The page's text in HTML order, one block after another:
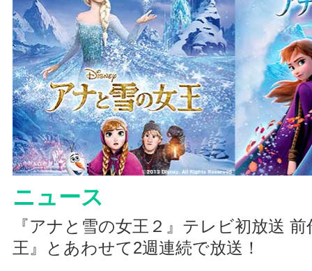
ニュース
コラム
コンテンツ
日テレムービー
ニュース
『アナと雪の女王２』テレビ初放送
王』とあわせて2週連続で放送！